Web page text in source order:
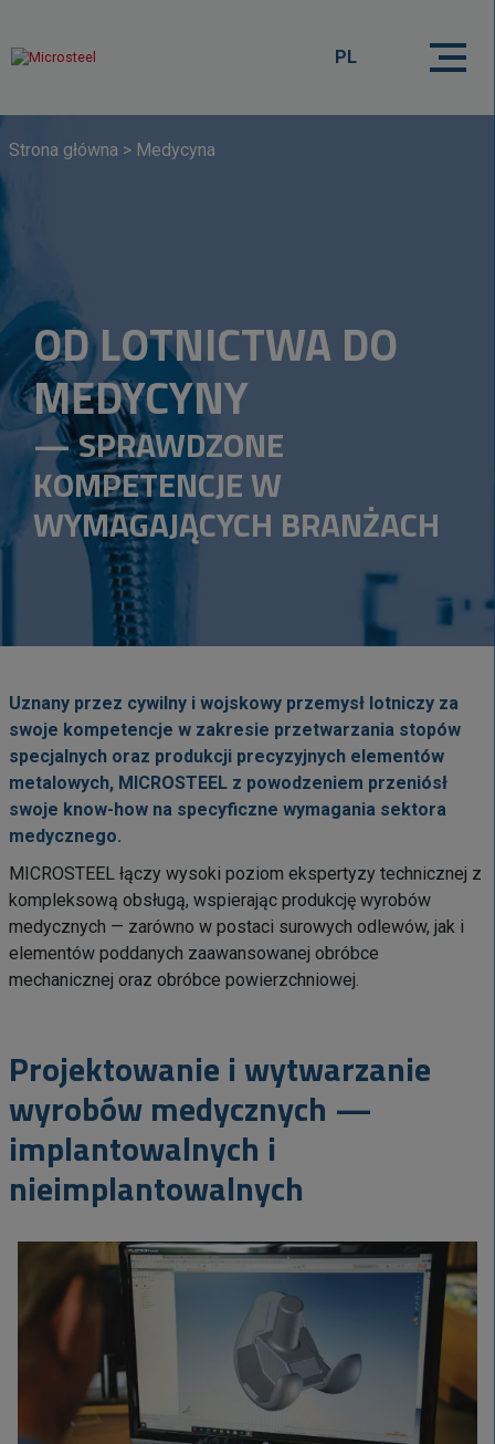
PL
Strona główna > Medycyna
OD LOTNICTWA DO
MEDYCYNY
— SPRAWDZONE
KOMPETENCJE W
WYMAGAJĄCYCH BRANŻACH
Uznany przez cywilny i wojskowy przemysł lotniczy za
swoje kompetencje w zakresie przetwarzania stopów
specjalnych oraz produkcji precyzyjnych elementów
metalowych, MICROSTEEL z powodzeniem przeniósł
swoje know-how na specyficzne wymagania sektora
medycznego.
MICROSTEEL łączy wysoki poziom ekspertyzy technicznej z
kompleksową obsługą, wspierając produkcję wyrobów
medycznych — zarówno w postaci surowych odlewów, jak i
elementów poddanych zaawansowanej obróbce
mechanicznej oraz obróbce powierzchniowej.
Projektowanie i wytwarzanie
wyrobów medycznych —
implantowalnych i
nieimplantowalnych